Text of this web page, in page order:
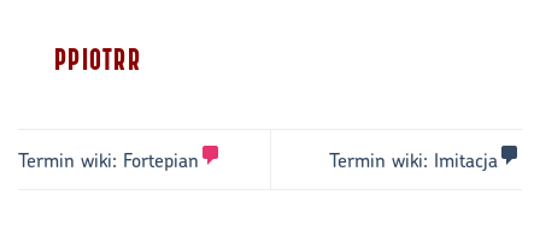
PPIOTRR
Termin wiki: Fortepian Termin wiki: Imitacja